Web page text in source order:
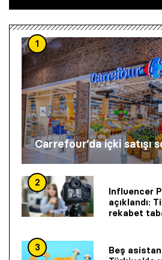
1
Carrefour’da içki satışı
2
Influencer
açıklandı:
rekabet
3
Beş